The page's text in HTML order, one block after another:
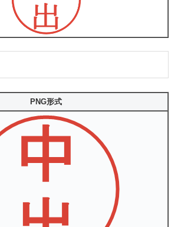
PNG形式